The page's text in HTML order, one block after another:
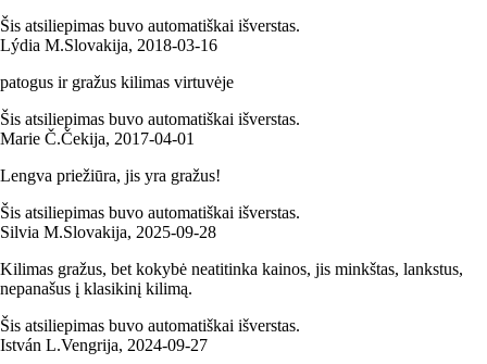
Šis atsiliepimas buvo automatiškai išverstas.
Lýdia M.Slovakija, 2018‑03‑16
patogus ir gražus kilimas virtuvėje
Šis atsiliepimas buvo automatiškai išverstas.
Marie Č.Čekija, 2017‑04‑01
Lengva priežiūra, jis yra gražus!
Šis atsiliepimas buvo automatiškai išverstas.
Silvia M.Slovakija, 2025‑09‑28
Kilimas gražus, bet kokybė neatitinka kainos, jis minkštas, lankstus,
nepanašus į klasikinį kilimą.
Šis atsiliepimas buvo automatiškai išverstas.
István L.Vengrija, 2024‑09‑27